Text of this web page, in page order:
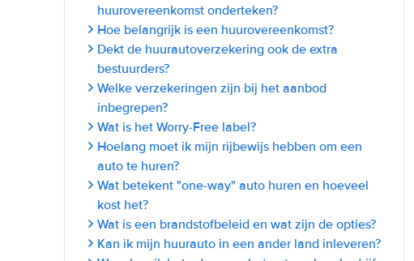
huurovereenkomst onderteken?
Hoe belangrijk is een huurovereenkomst?
Dekt de huurautoverzekering ook de extra
bestuurders?
Welke verzekeringen zijn bij het aanbod
inbegrepen?
Wat is het Worry-Free label?
Hoelang moet ik mijn rijbewijs hebben om een
auto te huren?
Wat betekent "one-way" auto huren en hoeveel
kost het?
Wat is een brandstofbeleid en wat zijn de opties?
Kan ik mijn huurauto in een ander land inleveren?